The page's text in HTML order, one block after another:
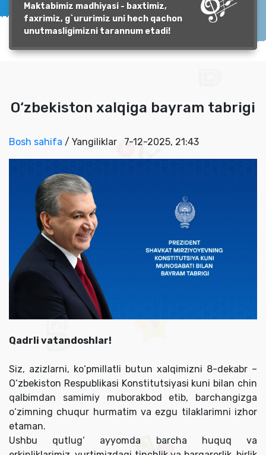
Maktabimiz madhiyasi - baxtimiz,
faxrimiz, g`ururimiz uni hech qachon
unutmasligimizni tarannum etadi!
O‘zbekiston xalqiga bayram tabrigi
Bosh sahifa / Yangiliklar 7-12-2025, 21:43
Qadrli vatandoshlar!
Siz, azizlarni, ko‘pmillatli butun xalqimizni 8-dekabr –
O‘zbekiston Respublikasi Konstitutsiyasi kuni bilan chin
qalbimdan samimiy muborakbod etib, barchangizga
o‘zimning chuqur hurmatim va ezgu tilaklarimni izhor
etaman.
Ushbu qutlug‘ ayyomda barcha huquq va